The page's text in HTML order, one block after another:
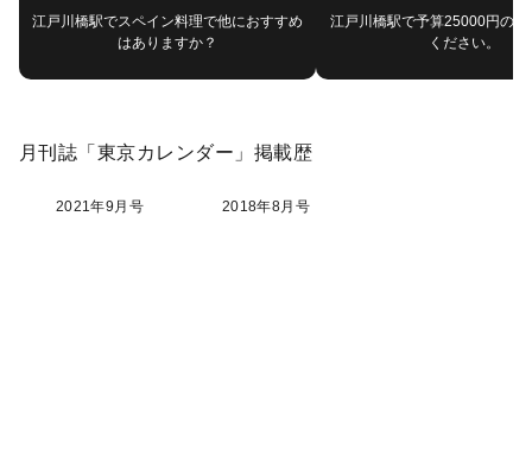
江戸川橋駅でスペイン料理で他におすすめ
はありますか？
江戸川橋駅で予算25000円のお
ください。
月刊誌「東京カレンダー」掲載歴
2021年9月号 2018年8月号